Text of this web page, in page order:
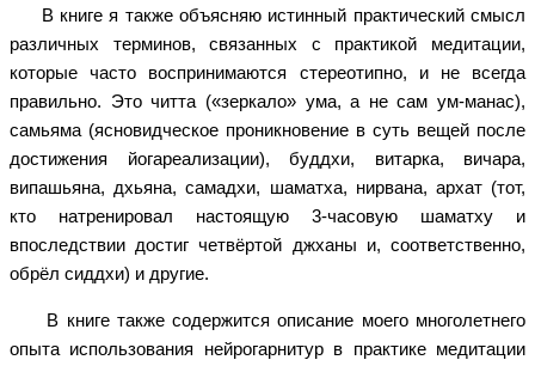
В книге я также объясняю истинный практический смысл
различных терминов, связанных с практикой медитации,
которые часто воспринимаются стереотипно, и не всегда
правильно. Это читта («зеркало» ума, а не сам ум-манас),
самьяма (ясновидческое проникновение в суть вещей после
достижения йогареализации), буддхи, витарка, вичара,
випашьяна, дхьяна, самадхи, шаматха, нирвана, архат (тот,
кто натренировал настоящую 3-часовую шаматху и
впоследствии достиг четвёртой джханы и, соответственно,
обрёл сиддхи) и другие.
В книге также содержится описание моего многолетнего
опыта использования нейрогарнитур в практике медитации